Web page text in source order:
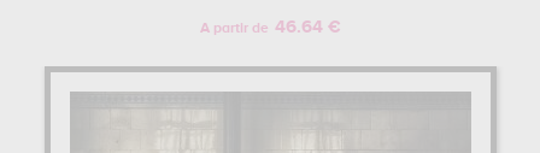
A partir de 46.64 €